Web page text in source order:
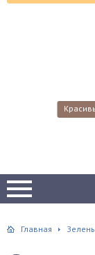
Главная Зелень